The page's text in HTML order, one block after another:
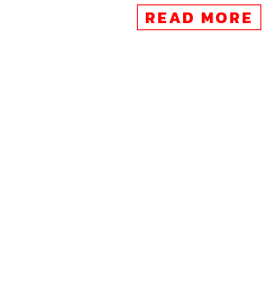
“เราต้องรับประกันความมั่นคงทางพลังง
ของภูมิภาค ในช่วงเวลาที่มีความผันผวน
READ MORE